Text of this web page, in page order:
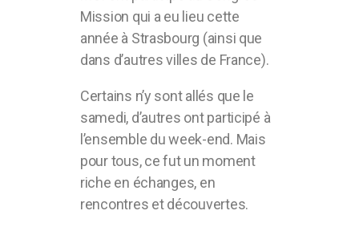
Mission qui a eu lieu cette
année à Strasbourg (ainsi que
dans d’autres villes de France).
Certains n’y sont allés que le
samedi, d’autres ont participé à
l’ensemble du week-end. Mais
pour tous, ce fut un moment
riche en échanges, en
rencontres et découvertes.